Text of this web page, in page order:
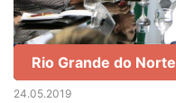
Rio Grande do Norte
24.05.2019